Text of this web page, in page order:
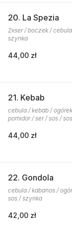
20. La Spezia
2xser / boczek /
szynka
44,00 zł
21. Kebab
cebula / kebab /
pomidor / ser / sos /
44,00 zł
22. Gondola
cebula / kabanos /
sos / szynka
42,00 zł